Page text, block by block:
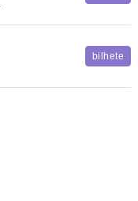
bilhete